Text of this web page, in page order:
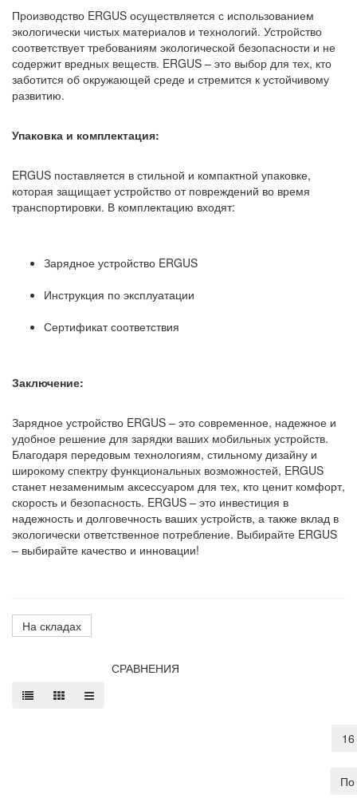
Производство ERGUS осуществляется с использованием
экологически чистых материалов и технологий. Устройство
соответствует требованиям экологической безопасности и не
содержит вредных веществ. ERGUS – это выбор для тех, кто
заботится об окружающей среде и стремится к устойчивому
развитию.
Упаковка и комплектация:
ERGUS поставляется в стильной и компактной упаковке,
которая защищает устройство от повреждений во время
транспортировки. В комплектацию входят:
Зарядное устройство ERGUS
Инструкция по эксплуатации
Сертификат соответствия
Заключение:
Зарядное устройство ERGUS – это современное, надежное и
удобное решение для зарядки ваших мобильных устройств.
Благодаря передовым технологиям, стильному дизайну и
широкому спектру функциональных возможностей, ERGUS
станет незаменимым аксессуаром для тех, кто ценит комфорт,
скорость и безопасность. ERGUS – это инвестиция в
надежность и долговечность ваших устройств, а также вклад в
экологически ответственное потребление. Выбирайте ERGUS
– выбирайте качество и инновации!
На складах
СРАВНЕНИЯ
16